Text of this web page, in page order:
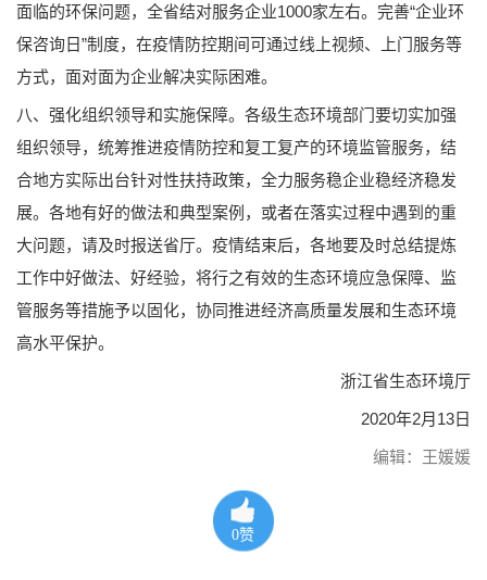
面临的环保问题，全省结对服务企业1000家左右。完善“企业环
保咨询日”制度，在疫情防控期间可通过线上视频、上门服务等
方式，面对面为企业解决实际困难。
八、强化组织领导和实施保障。各级生态环境部门要切实加强
组织领导，统筹推进疫情防控和复工复产的环境监管服务，结
合地方实际出台针对性扶持政策，全力服务稳企业稳经济稳发
展。各地有好的做法和典型案例，或者在落实过程中遇到的重
大问题，请及时报送省厅。疫情结束后，各地要及时总结提炼
工作中好做法、好经验，将行之有效的生态环境应急保障、监
管服务等措施予以固化，协同推进经济高质量发展和生态环境
高水平保护。
浙江省生态环境厅
2020年2月13日
编辑：王媛媛
0赞